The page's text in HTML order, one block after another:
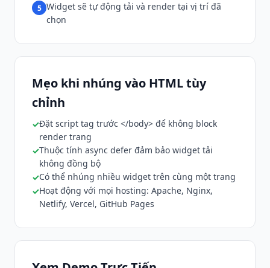
5 Widget sẽ tự động tải và render tại vị trí đã
chọn
Mẹo khi nhúng vào HTML tùy
chỉnh
Đặt script tag trước </body> để không block
render trang
Thuộc tính async defer đảm bảo widget tải
không đồng bộ
Có thể nhúng nhiều widget trên cùng một trang
Hoạt động với mọi hosting: Apache, Nginx,
Netlify, Vercel, GitHub Pages